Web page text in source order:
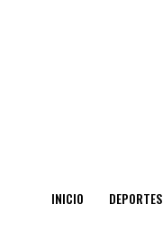
INICIO DEPORTES